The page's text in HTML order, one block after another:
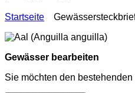
Startseite
Gewässer bearbeiten
Sie möchten den